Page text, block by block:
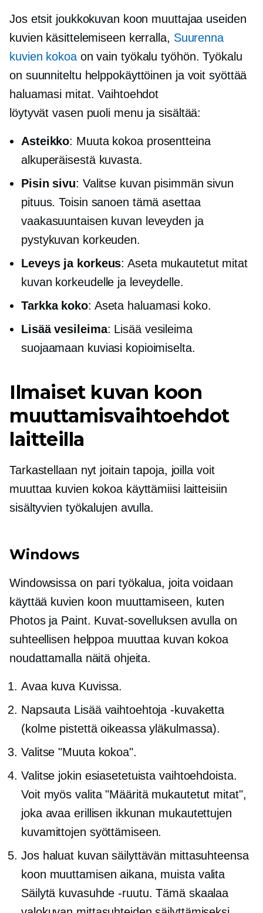
Jos etsit joukkokuvan koon muuttajaa useiden
kuvien käsittelemiseen kerralla, Suurenna
kuvien kokoaon vain työkalu työhön. Työkalu
on suunniteltu helppokäyttöinen ja voit syöttää
haluamasi mitat. Vaihtoehdot
löytyvätvasen puoli menu ja sisältää:
Asteikko: Muuta kokoa prosentteina
alkuperäisestä kuvasta.
Pisin sivu: Valitse kuvan pisimmän sivun
pituus. Toisin sanoen tämä asettaa
vaakasuuntaisen kuvan leveyden ja
pystykuvan korkeuden.
Leveys ja korkeus: Aseta mukautetut mitat
kuvan korkeudelle ja leveydelle.
Tarkka koko: Aseta haluamasi koko.
Lisää vesileima: Lisää vesileima
suojaamaan kuviasi kopioimiselta.
Ilmaiset kuvan koon
muuttamisvaihtoehdot
laitteilla
Tarkastellaan nyt joitain tapoja, joilla voit
muuttaa kuvien kokoa käyttämiisi laitteisiin
sisältyvien työkalujen avulla.
Windows
Windowsissa on pari työkalua, joita voidaan
käyttää kuvien koon muuttamiseen, kuten
Photos ja Paint. Kuvat-sovelluksen avulla on
suhteellisen helppoa muuttaa kuvan kokoa
noudattamalla näitä ohjeita.
Avaa kuva Kuvissa.
Napsauta Lisää vaihtoehtoja -kuvaketta
(kolme pistettä oikeassa yläkulmassa).
Valitse "Muuta kokoa".
Valitse jokin esiasetetuista vaihtoehdoista.
Voit myös valita "Määritä mukautetut mitat",
joka avaa erillisen ikkunan mukautettujen
kuvamittojen syöttämiseen.
Jos haluat kuvan säilyttävän mittasuhteensa
koon muuttamisen aikana, muista valita
Säilytä kuvasuhde -ruutu. Tämä skaalaa